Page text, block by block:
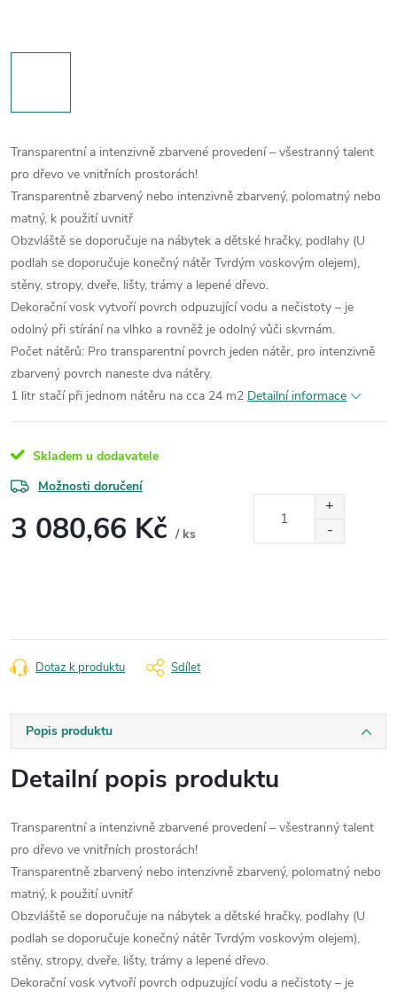
Transparentní a intenzivně zbarvené provedení – všestranný talent
pro dřevo ve vnitřních prostorách!
Transparentně zbarvený nebo intenzivně zbarvený, polomatný nebo
matný, k použití uvnitř
Obzvláště se doporučuje na nábytek a dětské hračky, podlahy (U
podlah se doporučuje konečný nátěr Tvrdým voskovým olejem),
stěny, stropy, dveře, lišty, trámy a lepené dřevo.
Dekorační vosk vytvoří povrch odpuzující vodu a nečistoty – je
odolný při stírání na vlhko a rovněž je odolný vůči skvrnám.
Počet nátěrů: Pro transparentní povrch jeden nátěr, pro intenzivně
zbarvený povrch naneste dva nátěry.
1 litr stačí při jednom nátěru na cca 24 m2 Detailní informace
Skladem u dodavatele
Možnosti doručení
3 080,66 Kč / ks
Dotaz k produktu Sdílet
Popis produktu
Detailní popis produktu
Transparentní a intenzivně zbarvené provedení – všestranný talent
pro dřevo ve vnitřních prostorách!
Transparentně zbarvený nebo intenzivně zbarvený, polomatný nebo
matný, k použití uvnitř
Obzvláště se doporučuje na nábytek a dětské hračky, podlahy (U
podlah se doporučuje konečný nátěr Tvrdým voskovým olejem),
stěny, stropy, dveře, lišty, trámy a lepené dřevo.
Dekorační vosk vytvoří povrch odpuzující vodu a nečistoty – je